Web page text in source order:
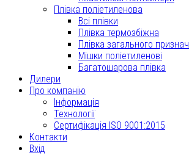
Плівка поліетиленова
Всі плівки
Плівка термозбіжна
Плівка загального
Мішки поліетиленові
Багатошарова плівка
Дилери
Про компанію
Інформація
Технології
Сертифікація ISO 9001:2015
Контакти
Вхід